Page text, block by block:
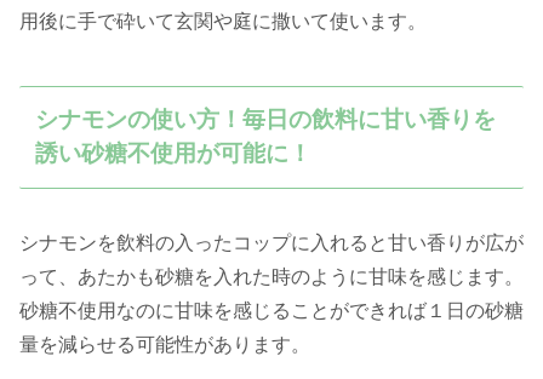
用後に手で砕いて玄関や庭に撒いて使います。
シナモンの使い方！毎日の飲料に甘い香りを
誘い砂糖不使用が可能に！
シナモンを飲料の入ったコップに入れると甘い香りが広が
って、あたかも砂糖を入れた時のように甘味を感じます。
砂糖不使用なのに甘味を感じることができれば１日の砂糖
量を減らせる可能性があります。